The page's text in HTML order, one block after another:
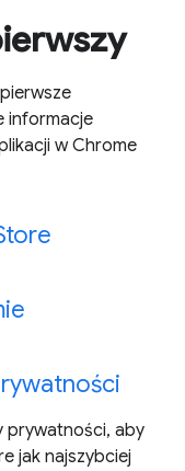
informacje
w Chrome
prywatności, aby
jak najszybciej